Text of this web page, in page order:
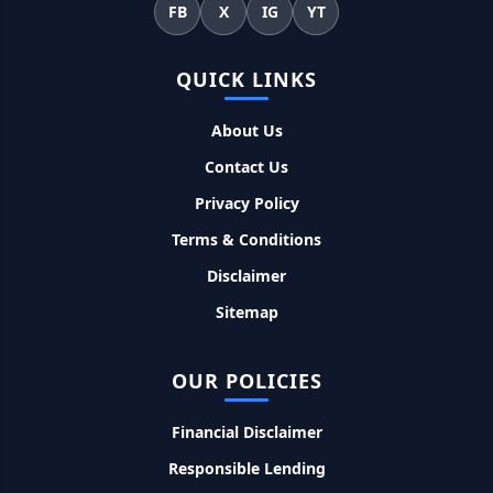
महिलाओं के लिए ये 5 लोन होते है ब्याज फ्री, छोटी किस्तों में आसानी से कर
Kotak Saving Account Open Online: आज ही घर बैठे खोले ये
जीरो बैलेंस बैंक अकाउंट, फ्री डेबिट कार्ड और जमा पर तगड़ा ब्याज
UPI Credit Line Loan: अब UPI से भी ले सकते है 50000 तक का लोन,
Pradhanmantri Home Loan Yojana: गरीब परिवारों के लिए शुरू
हुई प्रधानमंत्री होम लोन योजना, 25 लाख को मिलेगा पैसा
Dairy Farming Loan Apply Online: डेयरी फार्मिंग लोन योजना के
आवेदन हुए शुरू, इस प्रकार ले सकते है दस लाख तक का लोन
तहत मिलता है तगड़ा लोन, साथ ही मिलेगी 60% तक सब्सिडी
FB X IG YT
QUICK LINKS
About Us
Contact Us
Privacy Policy
Terms & Conditions
Disclaimer
Sitemap
OUR POLICIES
Financial Disclaimer
Responsible Lending